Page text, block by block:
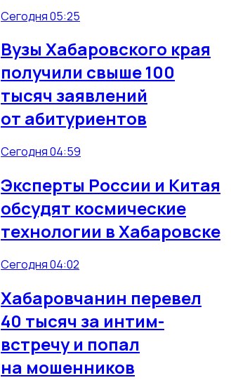
Сегодня 05:25
Вузы Хабаровского края
получили свыше 100
тысяч заявлений
от абитуриентов
Сегодня 04:59
Эксперты России и Китая
обсудят космические
технологии в Хабаровске
Сегодня 04:02
Хабаровчанин перевел
40 тысяч за интим-
встречу и попал
на мошенников